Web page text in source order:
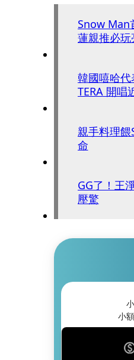
Snow Man
蓮親推必玩
韓國嘻哈
TERA 開唱
親手料理
命
GG了！王
壓驚
小